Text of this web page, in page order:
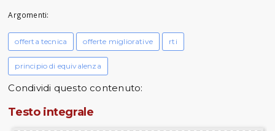
Argomenti:
offerta tecnica offerte migliorative rti
principio di equivalenza
Condividi questo contenuto:
Testo integrale